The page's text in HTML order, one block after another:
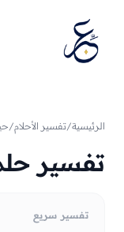
الرئيسية/تفسير الأحلام/
تفسير
تفسير سريع